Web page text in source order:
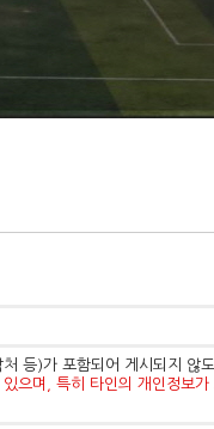
교발전기금
등)가 포함되어 게시되지 않
으며, 특히 타인의 개인정보